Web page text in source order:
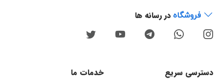
فروشگاه در رسانه ها
دسترسی سریع خدمات ما